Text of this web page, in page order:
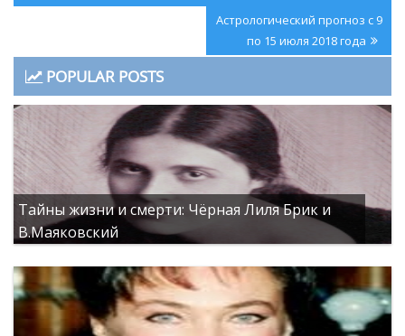
Next
Астрологический прогноз с 9
по 15 июля 2018 года
POPULAR POSTS
Тайны жизни и смерти: Чёрная Лиля Брик и
В.Маяковский